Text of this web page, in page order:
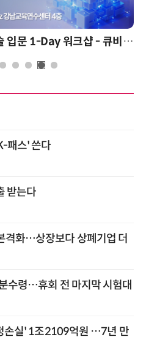
양자컴퓨팅 비즈니스·기술 입문 1-Day 워크샵 - 큐비트·양자 알고리듬·Qiskit 실습으로 이해하는 차세대
패스' 쓴다
받는다
격화…상장보다 상폐기업 더
수령…휴회 전 마지막 시험대
손실' 1조2109억원 …7년 만